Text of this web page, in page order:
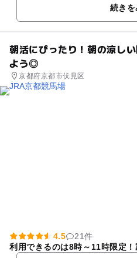
続きを
朝活にぴったり！朝の涼し
よう◎
京都府京都市伏見区
4.5
21件
利用できるのは8時～11時限定